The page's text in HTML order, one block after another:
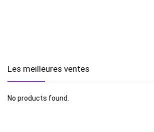
Les meilleures ventes
No products found.